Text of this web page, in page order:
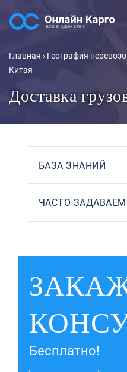
Главная › География
Китая
Доставка
БАЗА ЗНАНИЙ
ЧАСТО
Бесплатно!